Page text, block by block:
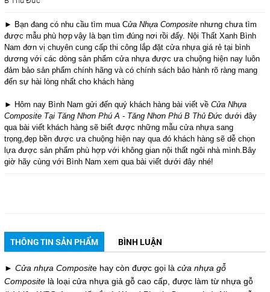
► Bạn đang có nhu cầu tìm mua Cửa Nhựa Composite nhưng chưa tìm
được mẫu phù hợp vậy là bạn tìm đúng nơi rồi đấy. Nội Thất Xanh Bình
Nam đơn vị chuyên cung cấp thi công lắp đặt cửa nhựa giá rẻ tại bình
dương với các dòng sản phẩm cửa nhựa được ưa chuộng hiện nay luôn
đảm bảo sản phẩm chính hãng và có chính sách bảo hành rõ ràng mang
đến sự hài lòng nhất cho khách hàng
► Hôm nay Bình Nam gửi đến quý khách hàng bài viết vềCửa Nhựa
Composite Tại Tăng Nhơn Phú A - Tăng Nhơn Phú B Thủ Đứcdưới đây
qua bài viết khách hàng sẽ biết được những mẫu cửa nhựa sang
trọng,đẹp bền được ưa chuộng hiện nay qua đó khách hàng sẽ dễ chọn
lựa được sản phẩm phù hợp với không gian nội thất ngôi nhà mình.Bây
giờ hãy cùng với Bình Nam xem qua bài viết dưới đây nhé!
THÔNG TIN SẢN PHẨM BÌNH LUẬN
► Cửa nhựa Composite hay còn được gọi là cửa nhựa gỗ
Compositelà loại cửa nhựa giả gỗ cao cấp, được làm từ nhựa gỗ